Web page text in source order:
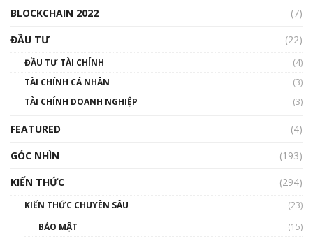
00:02:14
Nhìn lại năm 2022: Những sự kiện ảnh hưởng
đến hệ sinh thái tiền mã hoá | Phổ cập
BLOCKCHAIN 2022
(7)
ĐẦU TƯ
(22)
ĐẦU TƯ TÀI CHÍNH
(4)
TÀI CHÍNH CÁ NHÂN
(3)
TÀI CHÍNH DOANH NGHIỆP
(3)
FEATURED
(4)
GÓC NHÌN
(193)
KIẾN THỨC
(294)
KIẾN THỨC CHUYÊN SÂU
(23)
BẢO MẬT
(15)